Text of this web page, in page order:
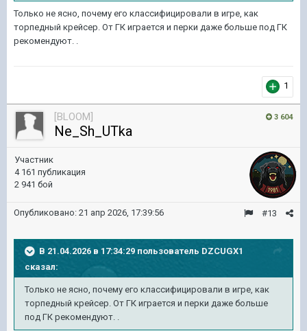
Только не ясно, почему его классифицировали в игре, как
торпедный крейсер. От ГК играется и перки даже больше под ГК
рекомендуют. .
1
3 604
[BLOOM]
Ne_Sh_UTka
Участник
4 161 публикация
2 941 бой
#13
Опубликовано: 21 апр 2026, 17:39:56
В 21.04.2026 в 17:34:29 пользователь DZCUGX1
сказал:
Только не ясно, почему его классифицировали в игре, как
торпедный крейсер. От ГК играется и перки даже больше
под ГК рекомендуют. .